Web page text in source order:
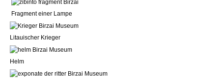
Fragment einer Lampe
Litauischer Krieger
Helm